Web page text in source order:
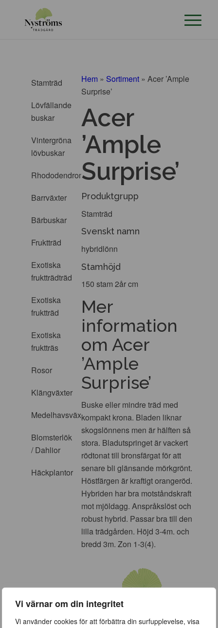
Vi värnar om din integritet
Vi använder cookies för att förbättra din surfupplevelse, visa
Stamträd
Lövfällande
buskar
Vintergröna
lövbuskar
Rhododendron
Barrväxter
Bärbuskar
Fruktträd
Exotiska
fruktträdträd
Exotiska
fruktträd
Exotiska
fruktträs
Rosor
Klängväxter
Medelhavsväxter
Blomsterlök
/ Dahlior
Häckplantor
Hem » Sortiment »Acer ’Ample
Surprise’
Acer
’Ample
Surprise’
Produktgrupp
Stamträd
Svenskt namn
hybridlönn
Stamhöjd
150 stam 2år cm
Mer
information
om Acer
’Ample
Surprise’
Buske eller mindre träd med
kompakt krona. Bladen liknar
skogslönnens men är hälften så
stora. Bladutspringet är vackert
rödtonat till bronsfärgat för att
senare bli glänsande mörkgrönt.
Höstfärgen är kraftigt orangeröd.
Hybriden har bra motståndskraft
mot mjöldagg. Anspråkslöst och
robust hybrid. Passar bra till den
lilla trädgården. Höjd 3-4m. och
bredd 3m. Zon 1-3(4).